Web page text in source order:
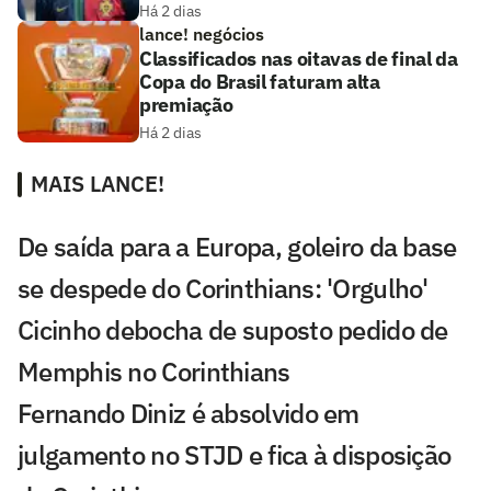
Há 2 dias
lance! negócios
Classificados nas oitavas de final da
Copa do Brasil faturam alta
premiação
Há 2 dias
MAIS LANCE!
De saída para a Europa, goleiro da base
se despede do Corinthians: 'Orgulho'
Cicinho debocha de suposto pedido de
Memphis no Corinthians
Fernando Diniz é absolvido em
julgamento no STJD e fica à disposição